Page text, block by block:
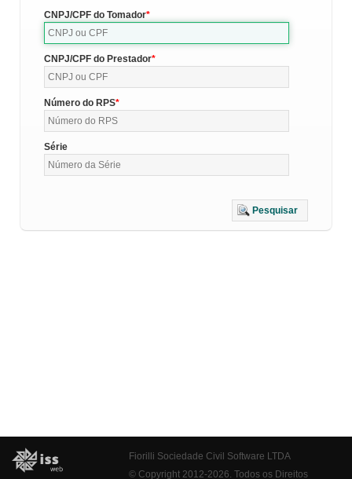
CNPJ/CPF do Tomador
CNPJ/CPF do Prestador
Número do RPS
Série
Pesquisar
Fiorilli Sociedade Civil Software LTDA
© Copyright 2012-2026. Todos os Direitos